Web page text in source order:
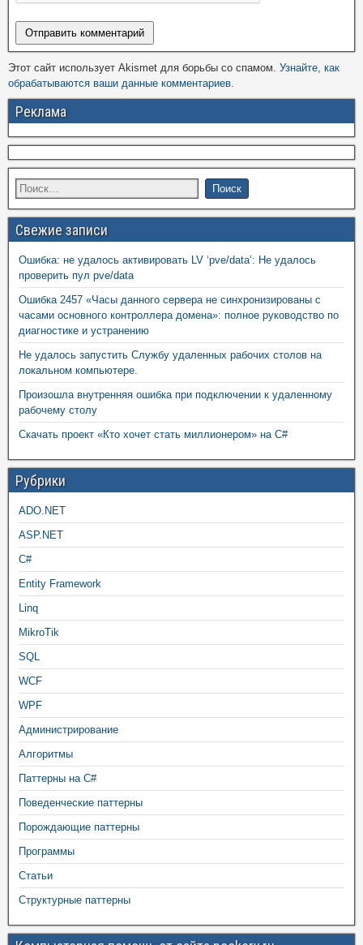
Этот сайт использует Akismet для борьбы со спамом. Узнайте, как
обрабатываются ваши данные комментариев.
Реклама
Свежие записи
Ошибка: не удалось активировать LV ‘pve/data’: Не удалось
проверить пул pve/data
Ошибка 2457 «Часы данного сервера не синхронизированы с
часами основного контроллера домена»: полное руководство по
диагностике и устранению
Не удалось запустить Службу удаленных рабочих столов на
локальном компьютере.
Произошла внутренняя ошибка при подключении к удаленному
рабочему столу
Скачать проект «Кто хочет стать миллионером» на C#
Рубрики
ADO.NET
ASP.NET
C#
Entity Framework
Linq
MikroTik
SQL
WCF
WPF
Администрирование
Алгоритмы
Паттерны на C#
Поведенческие паттерны
Порождающие паттерны
Программы
Статьи
Структурные паттерны